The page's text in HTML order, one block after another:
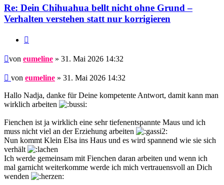
Re: Dein Chihuahua bellt nicht ohne Grund –
Verhalten verstehen statt nur korrigieren
Beitrag
von eumeline » 31. Mai 2026 14:32
Beitrag
von eumeline » 31. Mai 2026 14:32
Hallo Nadja, danke für Deine kompetente Antwort, damit kann man
wirklich arbeiten
Fienchen ist ja wirklich eine sehr tiefenentspannte Maus und ich
muss nicht viel an der Erziehung arbeiten
Nun kommt Klein Elsa ins Haus und es wird spannend wie sie sich
verhält
Ich werde gemeinsam mit Fienchen daran arbeiten und wenn ich
mal garnicht weiterkomme werde ich mich vertrauensvoll an Dich
wenden